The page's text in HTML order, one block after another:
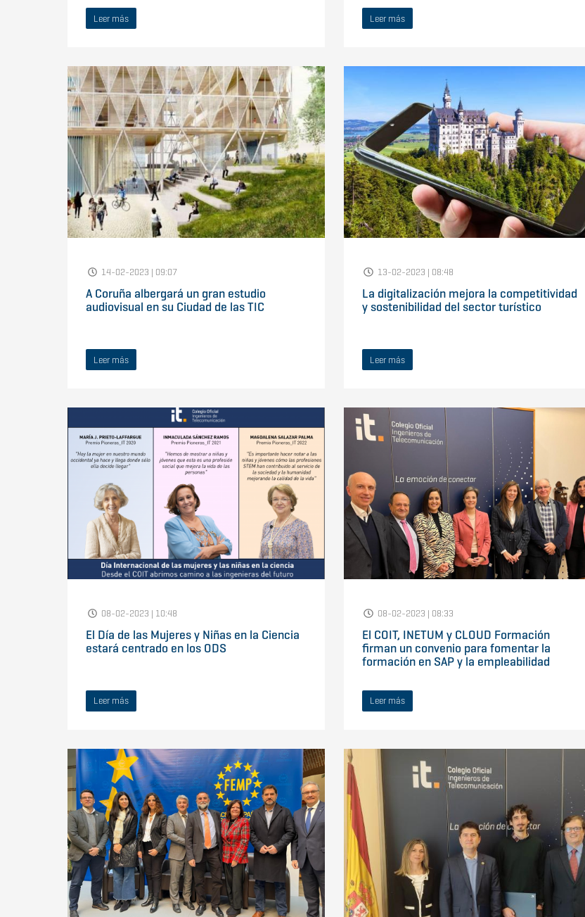
Leer más Leer más
14-02-2023 | 09:07
A Coruña albergará un gran estudio
audiovisual en su Ciudad de las TIC
Leer más
13-02-2023 | 08:48
La digitalización mejora la competitividad
y sostenibilidad del sector turístico
Leer más
08-02-2023 | 10:48
El Día de las Mujeres y Niñas en la Ciencia
estará centrado en los ODS
Leer más
08-02-2023 | 08:33
El COIT, INETUM y CLOUD Formación
firman un convenio para fomentar la
formación en SAP y la empleabilidad
Leer más